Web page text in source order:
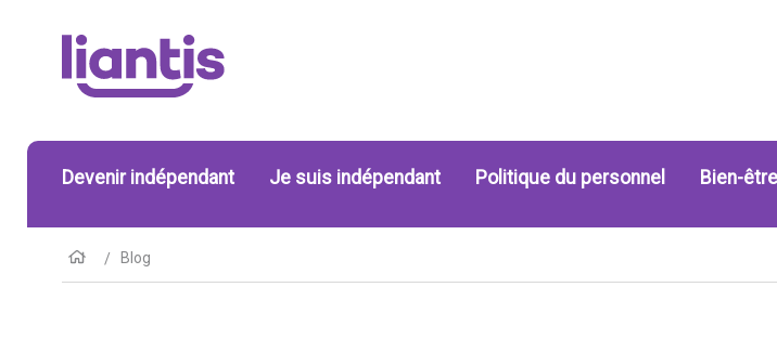
Devenir indépendant Je suis indépendant Politique du personnel Bien-
Blog